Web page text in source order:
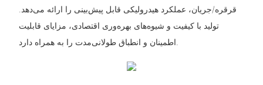
قرقره/جریان، عملکرد هیدرولیکی قابل پیش‌بینی را ارائه می‌دهد.
تولید با کیفیت و شیوه‌های بهره‌وری اقتصادی، مزایای قابلیت